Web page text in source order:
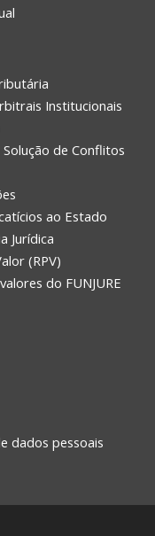
Institucionais
de Conflitos
ao Estado
Jurídica
(RPV)
do FUNJURE
dados pessoais